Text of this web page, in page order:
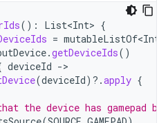
(): List<Int> {
= mutableListOf<Int>
.getDeviceIds()
deviceId -
(deviceId) ?.apply {
the device has gamepad